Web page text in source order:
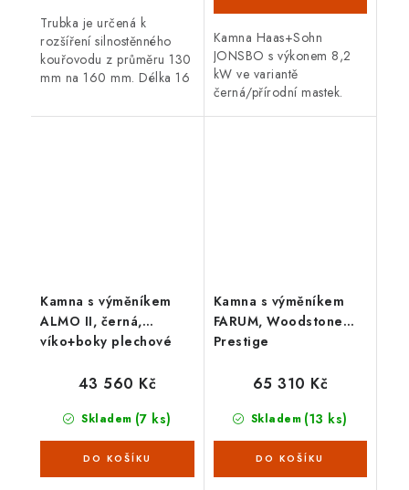
Trubka je určená k
rozšíření silnostěnného
kouřovodu z průměru 130
mm na 160 mm. Délka 16
plechu 1,5 mm.
Kamna Haas+Sohn
JONSBO s výkonem 8,2
kW ve variantě
černá/přírodní mastek.
Kamna s výměníkem
ALMO II, černá,
víko+boky plechové
Skladem (7 ks)
43 560 Kč
Kamna s výměníkem
FARUM, Woodstone
Prestige
Skladem (13 ks)
65 310 Kč